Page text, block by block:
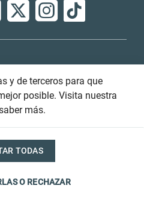
y de terceros para que
posible. Visita nuestra
más.
O RECHAZAR
TODAS